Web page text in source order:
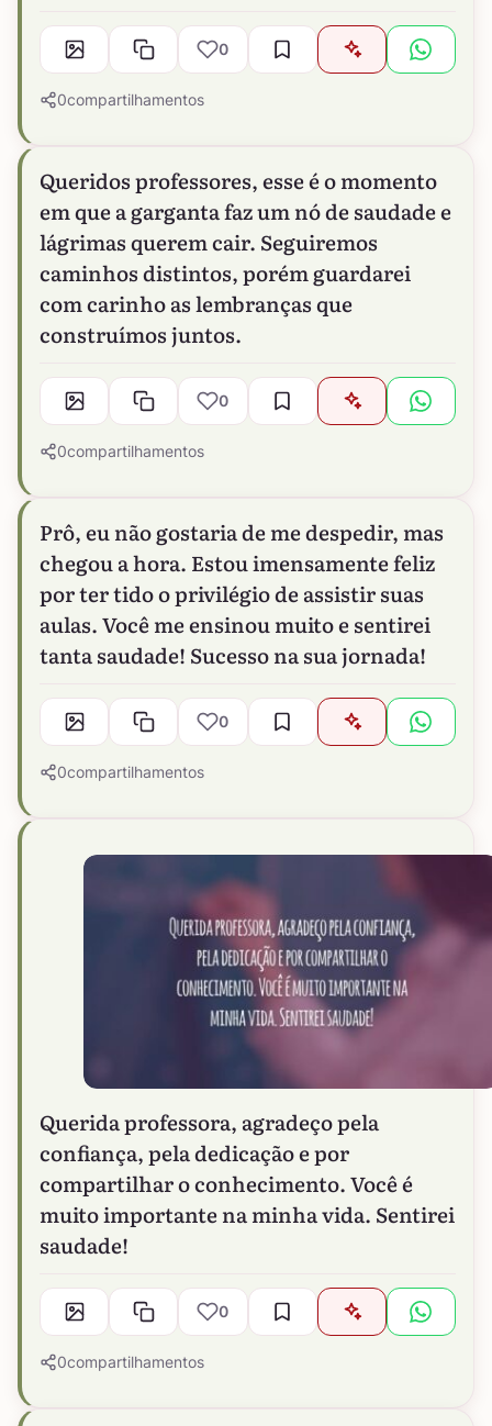
0
0compartilhamentos
Queridos professores, esse é o momento
em que a garganta faz um nó de saudade e
lágrimas querem cair. Seguiremos
caminhos distintos, porém guardarei
com carinho as lembranças que
construímos juntos.
0
0compartilhamentos
Prô, eu não gostaria de me despedir, mas
chegou a hora. Estou imensamente feliz
por ter tido o privilégio de assistir suas
aulas. Você me ensinou muito e sentirei
tanta saudade! Sucesso na sua jornada!
0
0compartilhamentos
Querida professora, agradeço pela
confiança, pela dedicação e por
compartilhar o conhecimento. Você é
muito importante na minha vida. Sentirei
saudade!
0
0compartilhamentos